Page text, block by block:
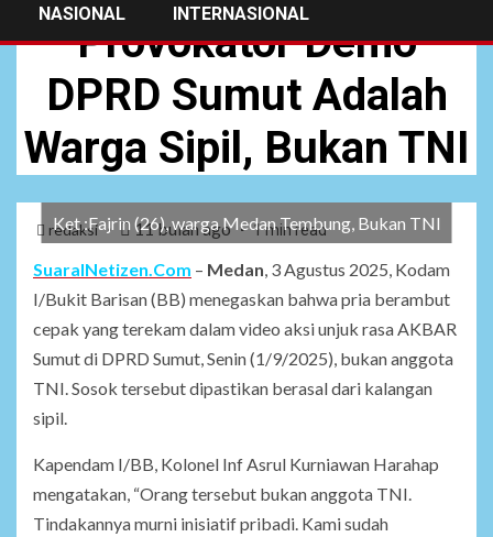
NASIONAL INTERNASIONAL
Provokator Demo
DPRD Sumut Adalah
Warga Sipil, Bukan TNI
redaksi 11 bulan ago 1 min read
Ket :Fajrin (26), warga Medan Tembung, Bukan TNI
SuaraINetizen.Com – Medan, 3 Agustus 2025, Kodam
I/Bukit Barisan (BB) menegaskan bahwa pria berambut
cepak yang terekam dalam video aksi unjuk rasa AKBAR
Sumut di DPRD Sumut, Senin (1/9/2025), bukan anggota
TNI. Sosok tersebut dipastikan berasal dari kalangan
sipil.
Kapendam I/BB, Kolonel Inf Asrul Kurniawan Harahap
mengatakan, “Orang tersebut bukan anggota TNI.
Tindakannya murni inisiatif pribadi. Kami sudah